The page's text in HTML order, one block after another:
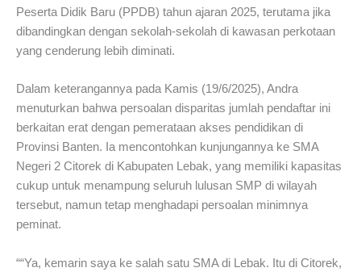
Peserta Didik Baru (PPDB) tahun ajaran 2025, terutama jika
dibandingkan dengan sekolah-sekolah di kawasan perkotaan
yang cenderung lebih diminati.
Dalam keterangannya pada Kamis (19/6/2025), Andra
menuturkan bahwa persoalan disparitas jumlah pendaftar ini
berkaitan erat dengan pemerataan akses pendidikan di
Provinsi Banten. Ia mencontohkan kunjungannya ke SMA
Negeri 2 Citorek di Kabupaten Lebak, yang memiliki kapasitas
cukup untuk menampung seluruh lulusan SMP di wilayah
tersebut, namun tetap menghadapi persoalan minimnya
peminat.
““Ya, kemarin saya ke salah satu SMA di Lebak. Itu di Citorek,